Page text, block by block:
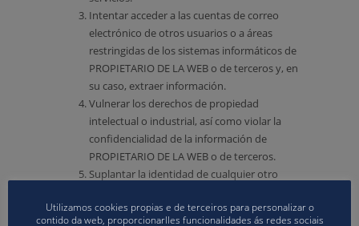
Intentar acceder a las cuentas de correo
electrónico de otros usuarios o a áreas
restringidas de los sistemas informáticos de
PROPIETARIO DE LA WEB o de terceros y, en
su caso, extraer información.
Vulnerar los derechos de propiedad
intelectual o industrial, así como violar la
confidencialidad de la información de
PROPIETARIO DE LA WEB o de terceros.
Suplantar la identidad de cualquier otro
Reproducir, copiar, distribuir, poner a
Utilizamos cookies propias e de terceiros para personalizar o
contido da web, proporcionarlles funcionalidades ás redes sociais